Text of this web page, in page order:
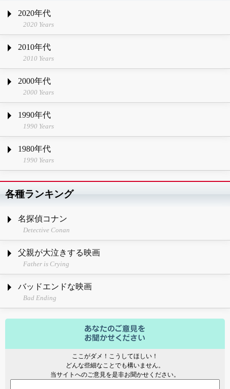
2020年代
2020 Years
2010年代
2010 Years
2000年代
2000 Years
1990年代
1990 Years
1980年代
1990 Years
各種ランキング
名探偵コナン
Detective Conan
父親が大泣きする映画
Father is Crying
バッドエンドな映画
Bad Ending
ここがダメ！こうしてほしい！
どんな些細なことでも構いません。
当サイトへのご意見を是非お聞かせください。